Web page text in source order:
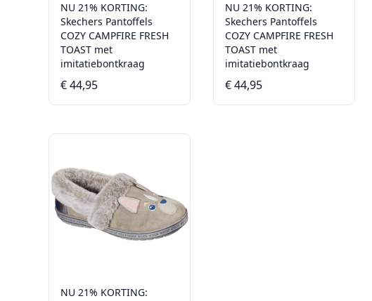
NU 21% KORTING:
Skechers Pantoffels
COZY CAMPFIRE FRESH
TOAST met
imitatiebontkraag
€ 44,95
NU 21% KORTING:
Skechers Pantoffels
COZY CAMPFIRE FRESH
TOAST met
imitatiebontkraag
€ 44,95
NU 21% KORTING: